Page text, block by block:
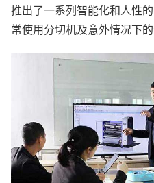
推出了一系列智能化和人性
常使用分切机及意外情况下的